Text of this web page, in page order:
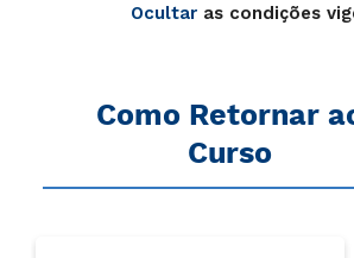
Ocultar as condições
Como Retornar
Curso